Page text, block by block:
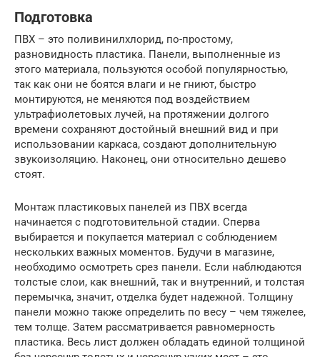
Подготовка
ПВХ – это поливинилхлорид, по-простому,
разновидность пластика. Панели, выполненные из
этого материала, пользуются особой популярностью,
так как они не боятся влаги и не гниют, быстро
монтируются, не меняются под воздействием
ультрафиолетовых лучей, на протяжении долгого
времени сохраняют достойный внешний вид и при
использовании каркаса, создают дополнительную
звукоизоляцию. Наконец, они относительно дешево
стоят.
Монтаж пластиковых панелей из ПВХ всегда
начинается с подготовительной стадии. Сперва
выбирается и покупается материал с соблюдением
нескольких важных моментов. Будучи в магазине,
необходимо осмотреть срез панели. Если наблюдаются
толстые слои, как внешний, так и внутренний, и толстая
перемычка, значит, отделка будет надежной. Толщину
панели можно также определить по весу – чем тяжелее,
тем толще. Затем рассматривается равномерность
пластика. Весь лист должен обладать единой толщиной